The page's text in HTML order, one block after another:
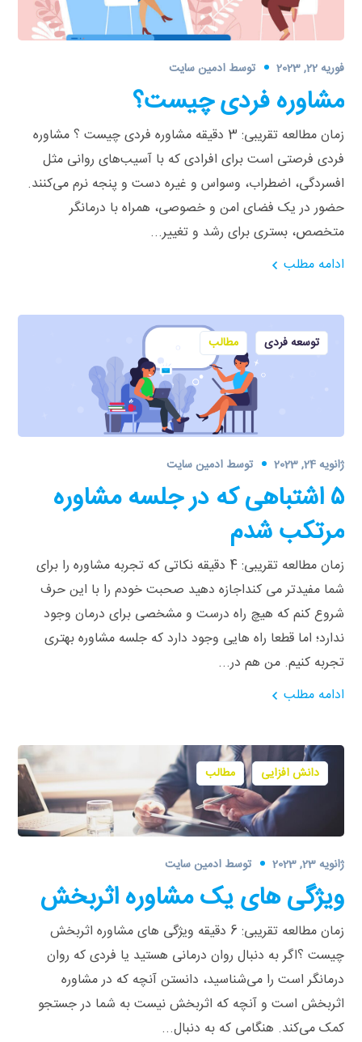
فوریه 22, 2023 توسطادمین سایت
مشاوره فردی چیست؟
زمان مطالعه تقریبی: 3 دقیقه مشاوره فردی چیست ؟ مشاوره
فردی فرصتی است برای افرادی که با آسیب‌‌های روانی مثل
افسردگی، اضطراب، وسواس و غیره دست و پنجه نرم می‌کنند.
حضور در یک فضای امن و خصوصی، همراه با درمانگر
متخصص، بستری برای رشد و تغییر...
ادامه مطلب
توسعه فردی مطالب
ژانویه 24, 2023 توسطادمین سایت
۵ اشتباهی که در جلسه مشاوره
مرتکب شدم
زمان مطالعه تقریبی: 4 دقیقه نکاتی که تجربه مشاوره را برای
شما مفیدتر می کنداجازه دهید صحبت خودم را با این حرف
شروع کنم که هیچ راه درست و مشخصی برای درمان وجود
ندارد؛ اما قطعا راه‌ هایی وجود دارد که جلسه مشاوره بهتری
تجربه کنیم. من هم در...
ادامه مطلب
دانش افزایی مطالب
ژانویه 23, 2023 توسطادمین سایت
ویژگی های یک مشاوره اثربخش
زمان مطالعه تقریبی: 6 دقیقه ویژگی های مشاوره اثربخش
چیست ؟اگر به دنبال روان درمانی هستید یا فردی که روان
درمانگر است را می‌شناسید، دانستن آنچه که در مشاوره
اثربخش است و آنچه که اثربخش نیست به شما در جستجو
کمک می‌کند. هنگامی که به دنبال...